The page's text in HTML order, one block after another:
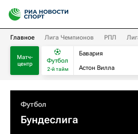
Главное Лига Чемпионов РПЛ
Матч-
центр
Футбол
2-й тайм
Бавария
Астон Вилла
Футбол
Бундеслига